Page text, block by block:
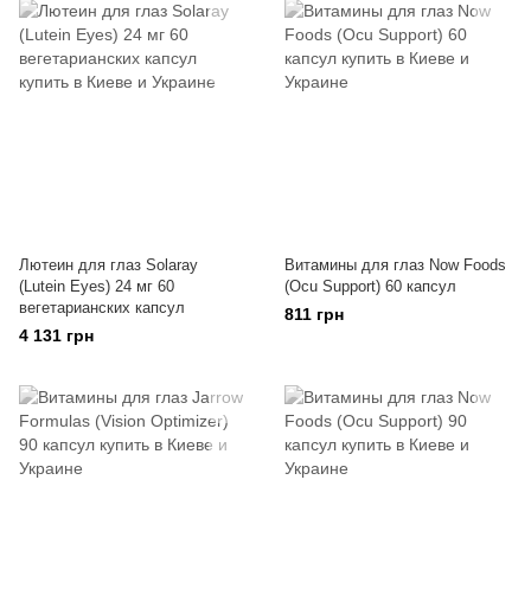
Лютеин для глаз Solaray
(Lutein Eyes) 24 мг 60
вегетарианских капсул
4 131 грн
Витамины для глаз Now Foods
(Ocu Support) 60 капсул
811 грн